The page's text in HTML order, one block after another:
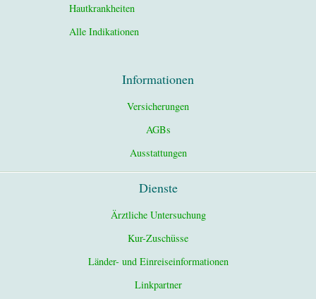
Hautkrankheiten
Alle Indikationen
Informationen
Versicherungen
AGBs
Ausstattungen
Dienste
Ärztliche Untersuchung
Kur-Zuschüsse
Länder- und Einreiseinformationen
Linkpartner